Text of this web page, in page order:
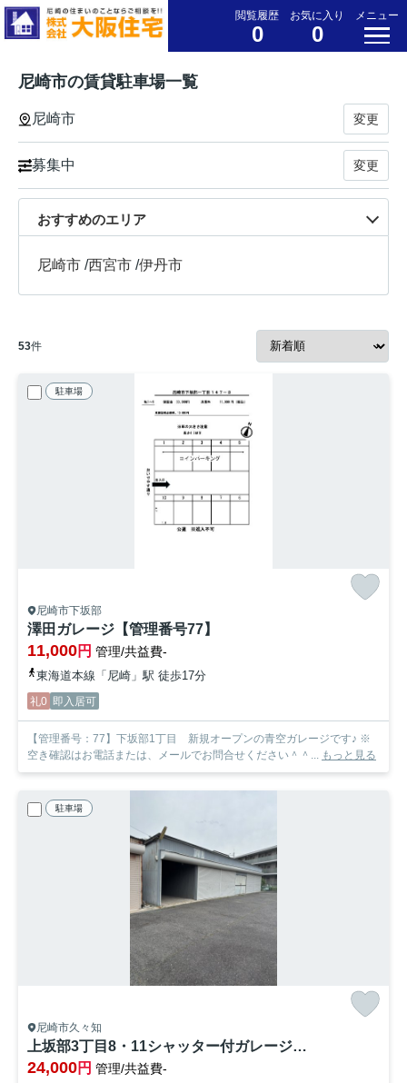
閲覧履歴
0
お気に入り
0
メニュー
尼崎市の賃貸駐車場一覧
尼崎市 変更
募集中 変更
おすすめのエリア
尼崎市 /西宮市 /伊丹市
53件
駐車場
尼崎市下坂部
澤田ガレージ【管理番号77】
11,000円 管理/共益費-
東海道本線「尼崎」駅 徒歩17分
礼0 即入居可
【管理番号：77】下坂部1丁目 新規オープンの青空ガレージです♪ ※
空き確認はお電話または、メールでお問合せください＾＾... もっと見る
駐車場
尼崎市久々知
上坂部3丁目8・11シャッター付ガレージ【管理番号12】
24,000円 管理/共益費-